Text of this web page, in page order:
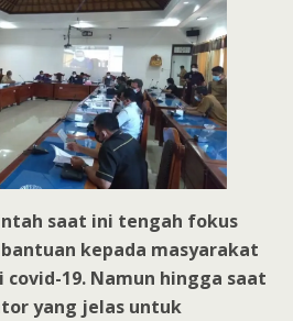
saat ini tengah fokus
kepada masyarakat
19. Namun hingga saat
yang jelas untuk